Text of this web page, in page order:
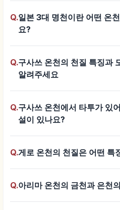
Q.일본 3대 명천이란 어떤 온
요?
Q.구사쓰 온천의 천질 특징과
알려주세요
Q.구사쓰 온천에서 타투가 있
설이 있나요?
Q.게로 온천의 천질은 어떤 특
Q.아리마 온천의 금천과 은천